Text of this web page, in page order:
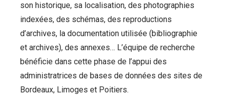
son historique, sa localisation, des photographies
indexées, des schémas, des reproductions
d’archives, la documentation utilisée (bibliographie
et archives), des annexes… L’équipe de recherche
bénéficie dans cette phase de l’appui des
administratrices de bases de données des sites de
Bordeaux, Limoges et Poitiers.